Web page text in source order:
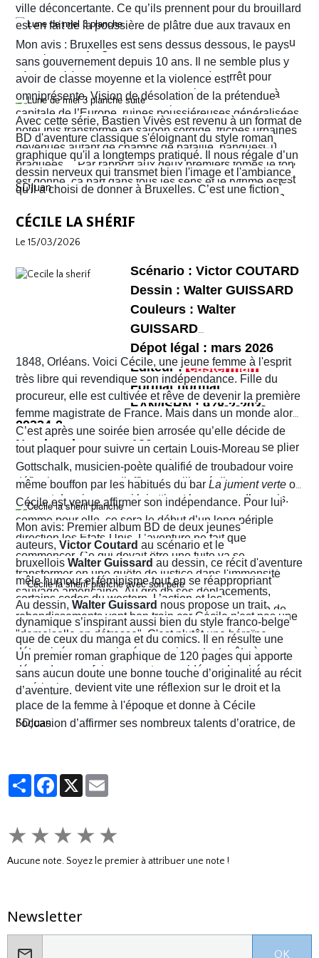
de nous surprendre et de nous tenir en haleine.
Format normal
EAN/ISBN : 978-2-203-29047-1
Nombre de pages : 48
ville déconcertante. Ce qu’ils prennent pour du brouillard
est en fait de la poussière de plâtre due aux travaux en
cours un peu partout dans la ville. Quant au tramway ou
au métro qu’ils pensaient prendre pour rejoindre leur
hôtel situé à Ixelles, ils sont eux aussi à l’arrêt pour
cause de travaux. Finalement, ils décident d’y aller à
pied. Sur leur route, Quentin découvre la librairie
d’occasion Pêle-mêle. Il propose à Sophie d’y jeter un
coup d’œil mais les ennuis vont vite commencer. En
réalité c’est la ville entière qui semble être tombée dans
une violence sans nom. C'est véritablement le Far West
avec son lot d’insécurité et d’anarchie. Il y a même un
shérif !
Mon avis : Bruxelles est sens dessus dessous, le pays
sans gouvernement depuis 10 ans. Il ne semble plus y
avoir de classe moyenne et la violence est
omniprésente. Vision de désolation de la prétendue
capitale de l’Europe, ruines poussiéreuses généralisées,
hôtel Ibis transformé en saloon sordide, friches urbaines
devenues autant de champs de bataille, banques
braquées… Par rapport aux deux premiers tomes le ton
est donné, ça part dans tous les sens et le rythme est
plus que soutenu de bout en bout. Sophie et Quentin
vont devoir faire face à une situation totalement confuse
vont rapidement se découvrir as de la gâchette, surtout
Sophie. Un album, on peut le dire, surréaliste.
Avec cette série, Bastien Vivès est revenu à un format de
BD d'aventure classique s'éloignant du style roman
graphique qu'il a longtemps pratiqué. Il nous régale d’un
dessin nerveux qui transmet bien l'image et l'ambiance
qu'il a choisi de donner à Bruxelles. C’est une fiction
Bruxelles de 2026 telle que perçue par nombre de ses
habitants !
SDJuan
CÉCILE LA SHÉRIF
Le 15/03/2026
Scénario : Victor COUTARD
Dessin : Walter GUISSARD
Couleurs : Walter
GUISSARD
Dépot légal : mars 2026
Editeur :
Format normal
EAN/ISBN : 978-2-203-
29334-2
Nombre de pages :120
1848, Orléans. Voici Cécile, une jeune femme à l'esprit
très libre qui revendique son indépendance. Fille du
procureur, elle est cultivée et rêve de devenir la première
femme magistrate de France. Mais dans un monde alors
très machiste, elle est confrontée à une institution
judiciaire exclusivement masculine. Refusant de se plier
aux conventions sociales de l'époque, elle ne cesse de
défier les normes et d’affirmer sa liberté d’action en
prenant des risques qui lui attirent beaucoup d’ennuis.
C’est après une soirée bien arrosée qu’elle décide de
tout plaquer pour suivre un certain Louis-Moreau
Gottschalk, musicien-poète qualifié de troubadour voire
même bouffon par les habitués du bar La jument verte où
Cécile est venue affirmer son indépendance. Pour lui
comme pour elle, ce sera le début d’un long périple
direction les États-Unis. L’aventure ne fait que
commencer. Ce qui devait être une fuite va se
transformer en une quête de justice dans l'immensité
sauvage américaine. Au gré de ses déplacements,
Cécile finira contre toute attente par troquer la robe de
juriste contre l'étoile de shérif…
Mon avis: Premier album BD de deux jeunes
auteurs, Victor Coutard au scénario et le
bruxellois Walter Guissard au dessin, ce récit d'aventure
mêle humour et féminisme tout en se réappropriant
certains codes du western. L’action et les
rebondissements vont bon train car Cécile n'est pas une
"demoiselle en détresse". C'est plutôt une héroïne
déterminée, un peu ingénue mais surtout prête à en
découdre pour faire respecter ses idéaux. La virée
américaine devient vite une réflexion sur le droit et la
place de la femme à l'époque et donne à Cécile
l’occasion d’affirmer ses nombreux talents d’oratrice, de
Au dessin, Walter Guissard nous propose un trait
dynamique s’inspirant aussi bien du style franco-belge
que de ceux du manga et du comics. Il en résulte une
narration visuelle hyper dynamique privilégiant le
mouvement et l'énergie, c'est le moins que l'on puisse
dire.
Un premier roman graphique de 120 pages qui apporte
sans aucun doute une bonne touche d’originalité au récit
d’aventure.
SDJuan
PartagerFacebook
X
★ ★ ★ ★ ★
Aucune note. Soyez le premier à attribuer une note !
Newsletter
OK